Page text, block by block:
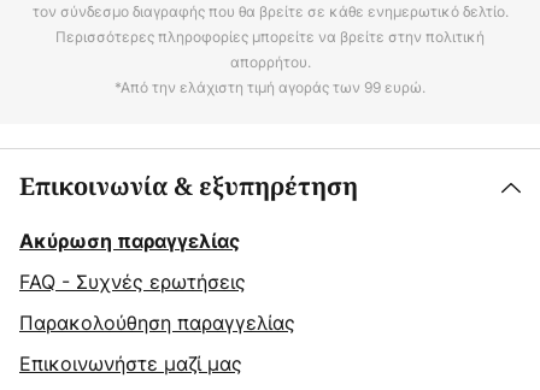
τον σύνδεσμο διαγραφής που θα βρείτε σε κάθε ενημερωτικό δελτίο.
Περισσότερες πληροφορίες μπορείτε να βρείτε στην πολιτική
απορρήτου.
*Από την ελάχιστη τιμή αγοράς των 99 ευρώ.
Επικοινωνία & εξυπηρέτηση
Ακύρωση παραγγελίας
FAQ - Συχνές ερωτήσεις
Παρακολούθηση παραγγελίας
Επικοινωνήστε μαζί μας